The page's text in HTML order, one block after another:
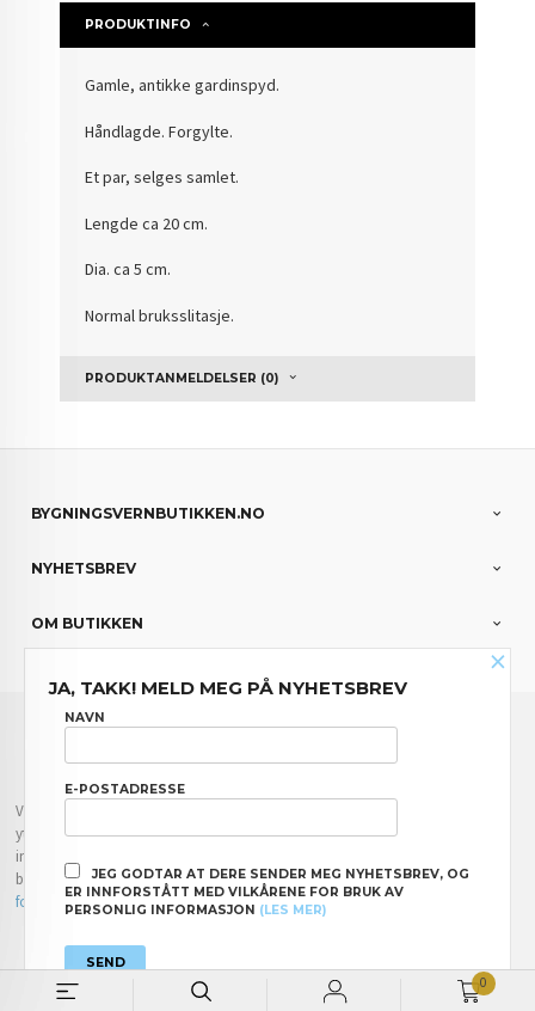
0
PRODUKTINFO
Gamle, antikke gardinspyd.
Håndlagde. Forgylte.
Et par, selges samlet.
Lengde ca 20 cm.
Dia. ca 5 cm.
Normal bruksslitasje.
PRODUKTANMELDELSER (0)
BYGNINGSVERNBUTIKKEN.NO
NYHETSBREV
OM BUTIKKEN
FRAKT
Vår nettbutikk bruker cookies slik at du får en bedre kjøpsopplevelse og vi kan
yte deg bedre service. Vi bruker cookies hovedsaklig til å lagre
innloggingsdetaljer og huske hva du har puttet i handlekurven din. Fortsett å
bruke siden som normalt om du godtar dette.Les merellerendre innstillinger
for cookies.
×
JA, TAKK! MELD MEG PÅ NYHETSBREV
NAVN
E-POSTADRESSE
JEG GODTAR AT DERE SENDER MEG NYHETSBREV, OG
ER INNFORSTÅTT MED VILKÅRENE FOR BRUK AV
PERSONLIG INFORMASJON (LES MER)